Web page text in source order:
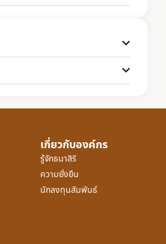
เกี่ยวกับองค์กร
รู้จักธนาสิริ
ความยั่งยืน
นักลงทุนสัมพันธ์